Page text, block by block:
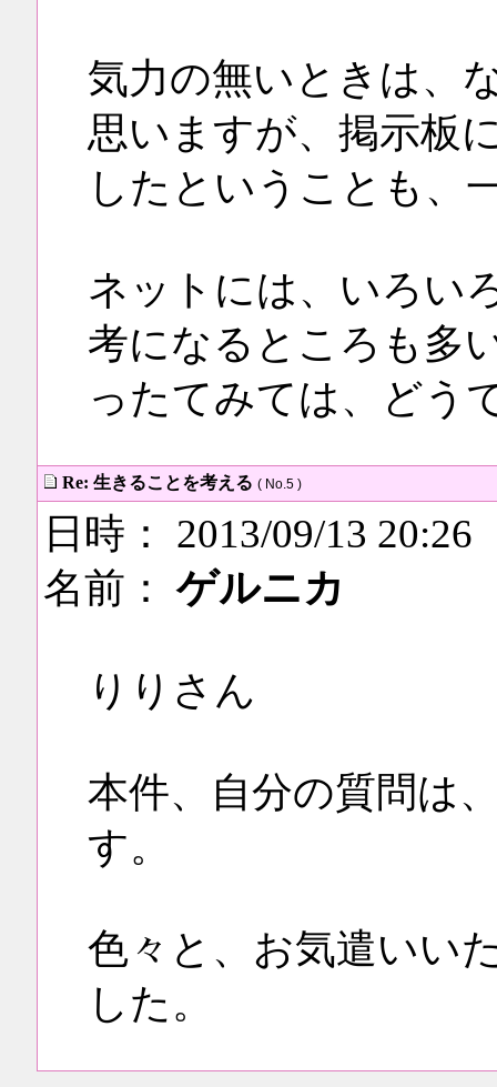
気力の無いときは、
思いますが、掲示板
したということも、
ネットには、いろい
考になるところも多
ったてみては、どう
Re: 生きることを考える ( No.5 )
日時： 2013/09/13 20:26
名前：ゲルニカ
りりさん
本件、自分の質問は
す。
色々と、お気遣いい
した。